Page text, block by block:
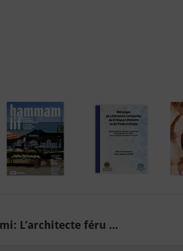
L’architecte féru ...